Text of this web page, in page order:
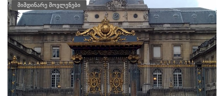
მიმდინარე მოვლენები